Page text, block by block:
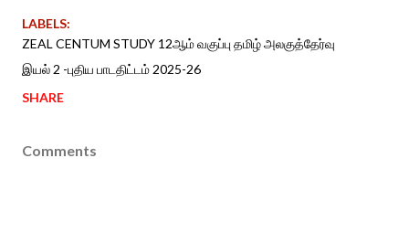
LABELS:
ZEAL CENTUM STUDY 12ஆம் வகுப்பு தமிழ் அலகுத்தேர்வு
இயல் 2 -புதிய பாடதிட்டம் 2025-26
SHARE
Comments